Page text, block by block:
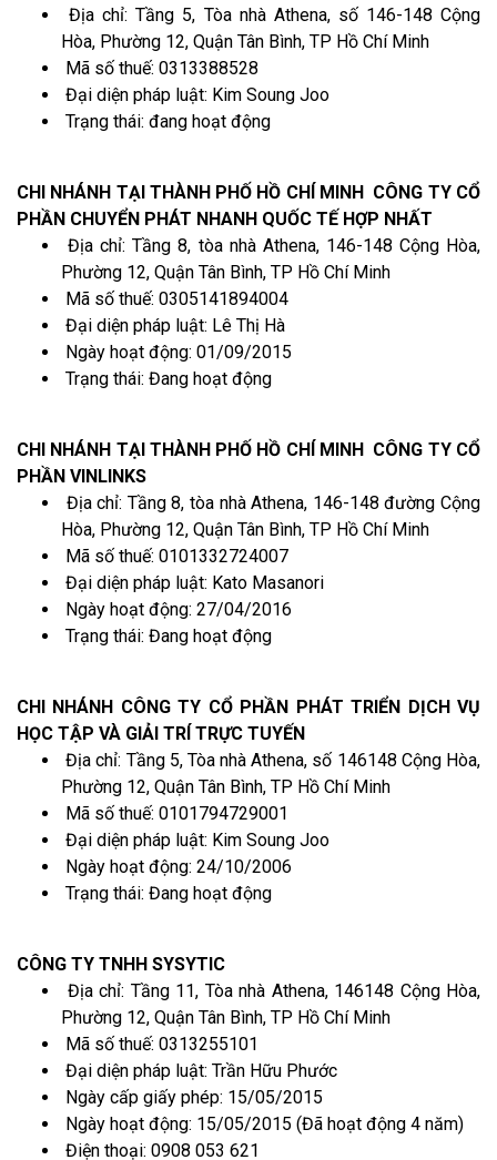
Địa chỉ: Tầng 5, Tòa nhà Athena, số 146-148 Cộng
Hòa, Phường 12, Quận Tân Bình, TP Hồ Chí Minh
Mã số thuế: 0313388528
Đại diện pháp luật: Kim Soung Joo
Trạng thái: đang hoạt động
CHI NHÁNH TẠI THÀNH PHỐ HỒ CHÍ MINH CÔNG TY CỔ
PHẦN CHUYỂN PHÁT NHANH QUỐC TẾ HỢP NHẤT
Địa chỉ: Tầng 8, tòa nhà Athena, 146-148 Cộng Hòa,
Phường 12, Quận Tân Bình, TP Hồ Chí Minh
Mã số thuế: 0305141894004
Đại diện pháp luật: Lê Thị Hà
Ngày hoạt động: 01/09/2015
Trạng thái: Đang hoạt động
CHI NHÁNH TẠI THÀNH PHỐ HỒ CHÍ MINH CÔNG TY CỔ
PHẦN VINLINKS
Địa chỉ: Tầng 8, tòa nhà Athena, 146-148 đường Cộng
Hòa, Phường 12, Quận Tân Bình, TP Hồ Chí Minh
Mã số thuế: 0101332724007
Đại diện pháp luật: Kato Masanori
Ngày hoạt động: 27/04/2016
Trạng thái: Đang hoạt động
CHI NHÁNH CÔNG TY CỔ PHẦN PHÁT TRIỂN DỊCH VỤ
HỌC TẬP VÀ GIẢI TRÍ TRỰC TUYẾN
Địa chỉ: Tầng 5, Tòa nhà Athena, số 146148 Cộng Hòa,
Phường 12, Quận Tân Bình, TP Hồ Chí Minh
Mã số thuế: 0101794729001
Đại diện pháp luật: Kim Soung Joo
Ngày hoạt động: 24/10/2006
Trạng thái: Đang hoạt động
CÔNG TY TNHH SYSYTIC
Địa chỉ: Tầng 11, Tòa nhà Athena, 146148 Cộng Hòa,
Phường 12, Quận Tân Bình, TP Hồ Chí Minh
Mã số thuế: 0313255101
Đại diện pháp luật: Trần Hữu Phước
Ngày cấp giấy phép: 15/05/2015
Ngày hoạt động: 15/05/2015 (Đã hoạt động 4 năm)
Điện thoại: 0908 053 621